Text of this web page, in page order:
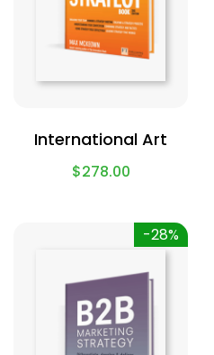
International Art
$278.00
-28%